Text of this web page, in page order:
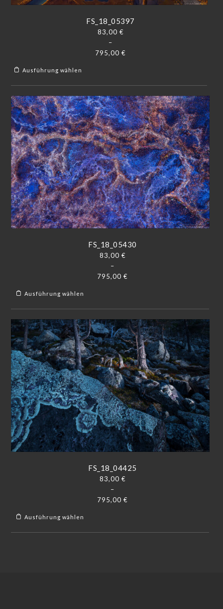
FS_18_05397
83,00 €
–
795,00€
Ausführung wählen
FS_18_05430
83,00 €
–
795,00 €
Ausführung wählen
FS_18_04425
83,00 €
–
795,00 €
Ausführung wählen